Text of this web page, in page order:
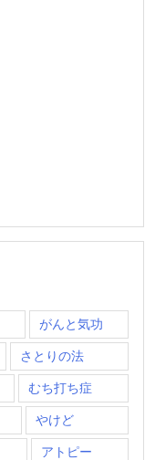
がんと気功
さとりの法
むち打ち症
やけど
アトピー